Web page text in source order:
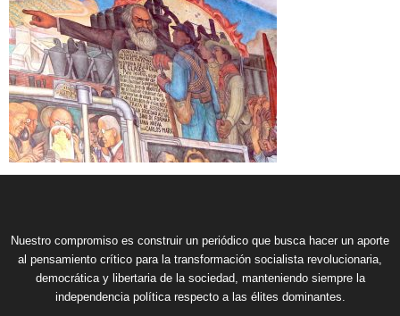
Nuestro compromiso es construir un periódico que busca hacer un aporte
al pensamiento crítico para la transformación socialista revolucionaria,
democrática y libertaria de la sociedad, manteniendo siempre la
independencia política respecto a las élites dominantes.